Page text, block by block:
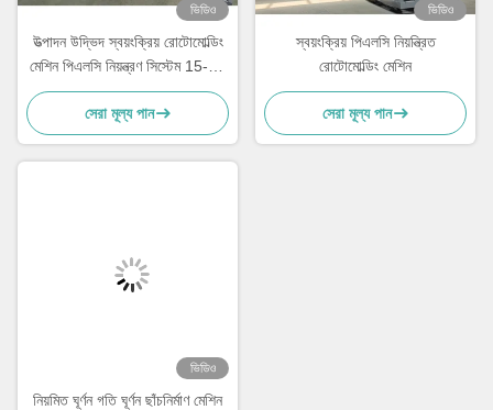
ভিডিও
উত্পাদন উদ্ভিদ স্বয়ংক্রিয় রোটোমোল্ডিং
মেশিন পিএলসি নিয়ন্ত্রণ সিস্টেম 15-30
মিনিট চক্র সময় সঙ্গে
সেরা মূল্য পান
ভিডিও
স্বয়ংক্রিয় পিএলসি নিয়ন্ত্রিত
রোটোমোল্ডিং মেশিন
সেরা মূল্য পান
ভিডিও
নিয়মিত ঘূর্ণন গতি ঘূর্ণন ছাঁচনির্মাণ মেশিন